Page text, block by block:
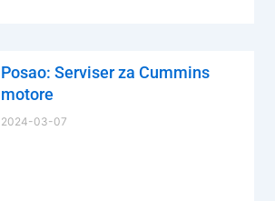
Posao: Serviser za Cummins
motore
2024-03-07